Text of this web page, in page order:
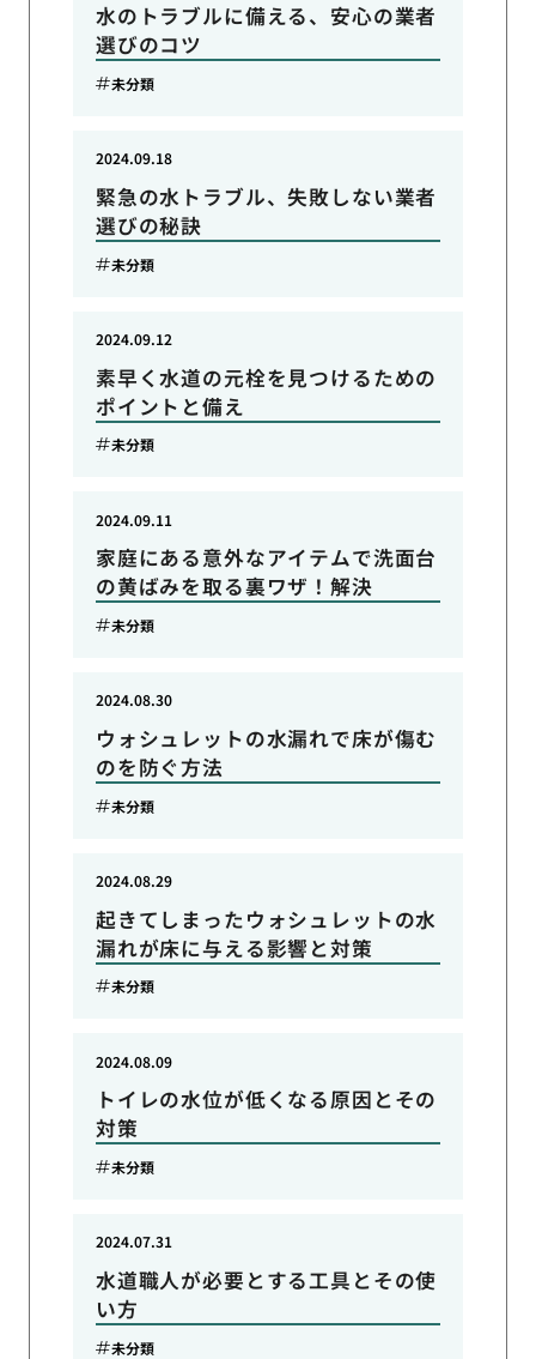
水のトラブルに備える、安心の業者
選びのコツ
未分類
緊急の水トラブル、失敗しない業者
選びの秘訣
2024.09.18
未分類
素早く水道の元栓を見つけるための
ポイントと備え
2024.09.12
未分類
家庭にある意外なアイテムで洗面台
の黄ばみを取る裏ワザ！解決
2024.09.11
未分類
ウォシュレットの水漏れで床が傷む
のを防ぐ方法
2024.08.30
未分類
起きてしまったウォシュレットの水
漏れが床に与える影響と対策
2024.08.29
未分類
トイレの水位が低くなる原因とその
対策
2024.08.09
未分類
水道職人が必要とする工具とその使
い方
2024.07.31
未分類